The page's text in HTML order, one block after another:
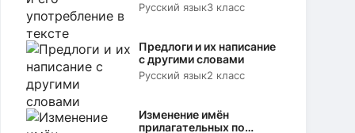
Русский язык3 класс
Предлоги и их написание
с другими словами
Русский язык2 класс
Изменение имён
прилагательных по